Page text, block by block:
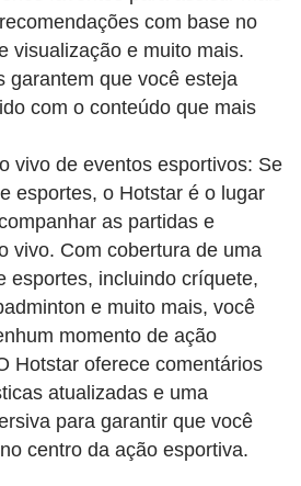
com base no
visualização e muito mais.
garantem que você esteja
com o conteúdo que mais
vivo de eventos esportivos: Se
esportes, o Hotstar é o lugar
as partidas e
vivo. Com cobertura de uma
esportes, incluindo críquete,
e muito mais, você
momento de ação
Hotstar oferece comentários
atualizadas e uma
para garantir que você
centro da ação esportiva.